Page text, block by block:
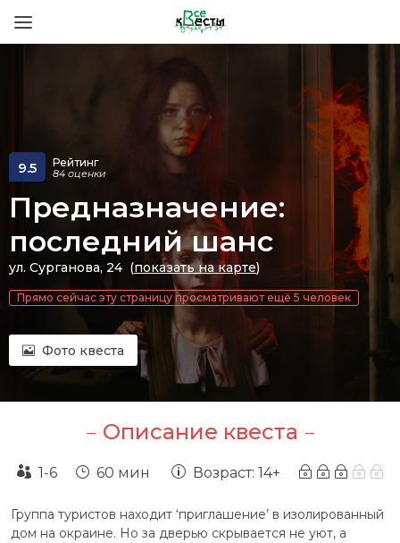
9.5 Рейтинг
84 оценки
Предназначение:
последний шанс
ул. Сурганова, 24 (показать на карте)
Прямо сейчас эту страницу просматривают ещё 5 человек
Фото квеста
Описание квеста
1-6 60 мин Возраст: 14+
Группа туристов находит ‘приглашение’ в изолированный
дом на окраине. Но за дверью скрывается не уют, а